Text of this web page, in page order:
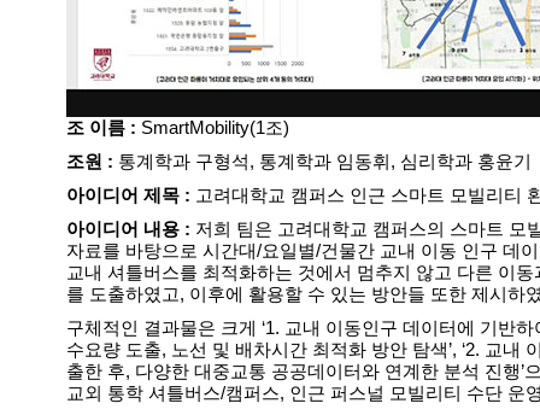
조 이름 : SmartMobility(1조)
조원 : 통계학과 구형석, 통계학과 임동휘, 심리학과 홍윤기
아이디어 제목 : 고려대학교 캠퍼스 인근 스마트 모빌리티
아이디어 내용 : 저희 팀은 고려대학교 캠퍼스의 스마트 모
자료를 바탕으로 시간대/요일별/건물간 교내 이동 인구 데
교내 셔틀버스를 최적화하는 것에서 멈추지 않고 다른 이
를 도출하였고, 이후에 활용할 수 있는 방안들 또한 제시하
구체적인 결과물은 크게 ‘1. 교내 이동인구 데이터에 기반
수요량 도출, 노선 및 배차시간 최적화 방안 탐색’, ‘2. 교
출한 후, 다양한 대중교통 공공데이터와 연계한 분석 진행
교외 통학 셔틀버스/캠퍼스, 인근 퍼스널 모빌리티 수단 운